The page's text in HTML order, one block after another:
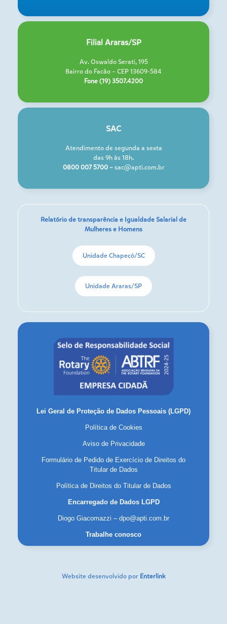
Filial Araras/SP
Av. Oswaldo Serati, 195
Bairro do Facão – CEP 13609-584
Fone (19) 3507.4200
SAC
Atendimento de segunda a sexta
das 9h às 18h.
0800 007 5700 –sac@apti.com.br
Relatório de transparência e Igualdade Salarial de
Mulheres e Homens
Unidade Chapecó/SC
Unidade Araras/SP
Lei Geral de Proteção de Dados Pessoais (LGPD)
Política de Cookies
Aviso de Privacidade
Formulário de Pedido de Exercício de Direitos do
Titular de Dados
Política de Direitos do Titular de Dados
Encarregado de Dados LGPD
Diogo Giacomazzi – dpo@apti.com.br
Trabalhe conosco
Website desenvolvido por Enterlink